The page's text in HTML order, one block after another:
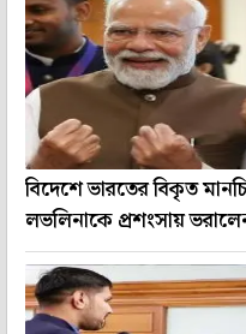
বিদেশে ভারতের বিকৃত
লভলিনাকে প্রশংসায় ভরালেন